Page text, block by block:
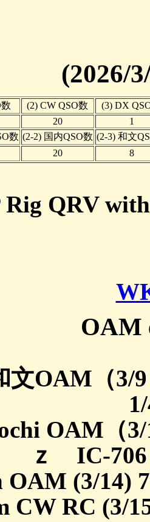
(2026/
(2) CW QSO数
(3) DX
20
1
数 (2-2) 国内QSO数 (2-3) 和文
20 8
Rig QRV
OAM
文OAM（3/
OAM（
ｚ IC-706
OAM (3/14)
CW RC (3/